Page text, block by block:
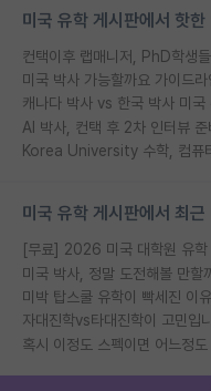
미국 유학 게시판에서 핫한
미국 박사 가능할까요 가이드라
캐나다 박사 vs 한국 박사 미국
AI 박사, 컨택 후 2차 인터뷰
미국 유학 게시판에서 최
미국 박사, 정말 도전해볼 만할
미박 탑스쿨 유학이 빡세진 이유
자대진학vs타대진학이 고민입
혹시 이정도 스펙이면 어느정